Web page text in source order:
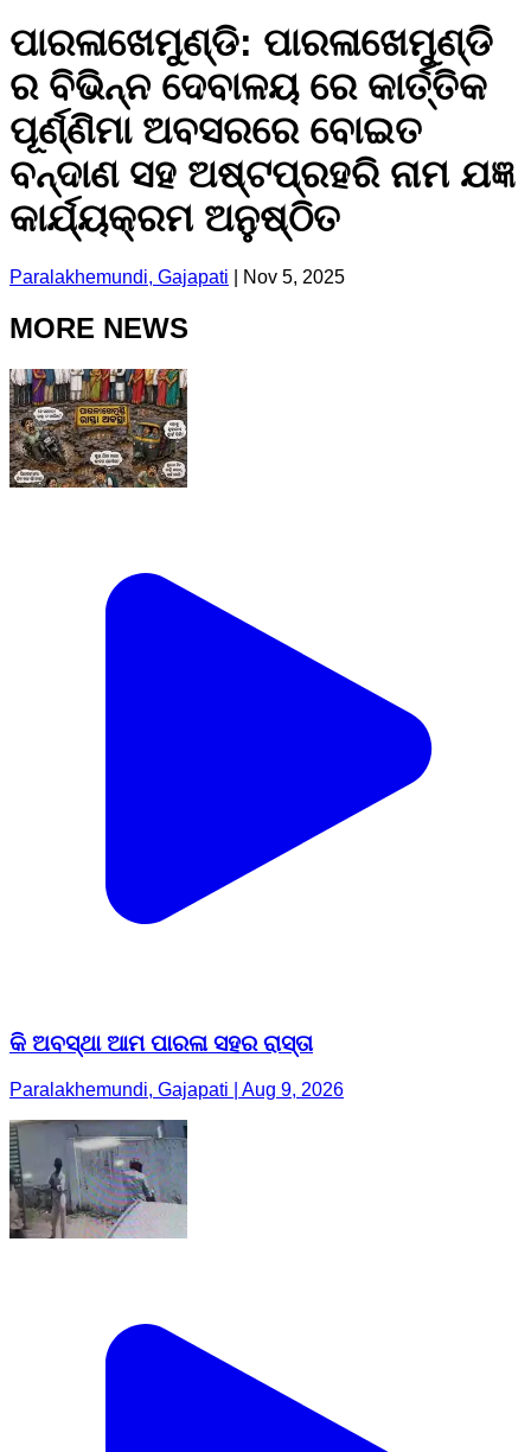
ପାରଳାଖେମୁଣ୍ଡି: ପାରଳାଖେମୁଣ୍ଡି
ର ବିଭିନ୍ନ ଦେବାଳୟ ରେ କାର୍ତ୍ତିକ
ପୂର୍ଣ୍ଣିମା ଅବସରରେ ବୋଇତ
ବନ୍ଦାଣ ସହ ଅଷ୍ଟପ୍ରହରି ନାମ ଯଜ୍ଞ
କାର୍ଯ୍ୟକ୍ରମ ଅନୁଷ୍ଠିତ
Paralakhemundi, Gajapati Nov 5, 2025
MORE NEWS
କି ଅବସ୍ଥା ଆମ ପାରଳା ସହର ରାସ୍ତା
Paralakhemundi, Gajapati | Aug 9, 2026